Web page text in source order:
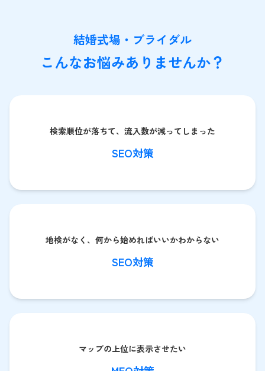
結婚式場・ブライダル
こんなお悩みありませんか？
検索順位が落ちて、流入数が減ってしまった
SEO対策
地検がなく、何から始めればいいかわからない
SEO対策
マップの上位に表示させたい